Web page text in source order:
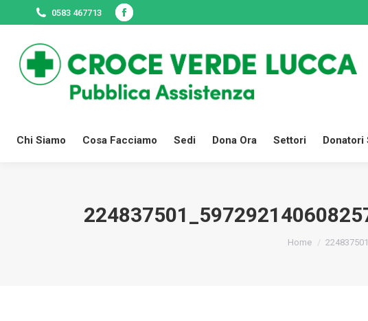
0583 467713
Facebook
opens
in
new
Chi Siamo Cosa Facciamo Sedi Dona Ora Settori Donatori
Tu sei qui:
Home
Chi Siamo